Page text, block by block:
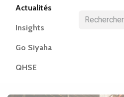
Actualités
Insights
Go Siyaha
QHSE